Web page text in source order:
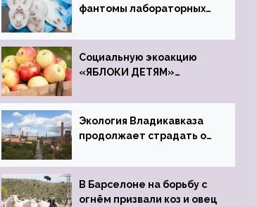
фантомы лабораторных
Социальную экоакцию
«ЯБЛОКИ ДЕТЯМ»
Экология Владикавказа
продолжает страдать от
завода
В Барселоне на борьбу с
огнём призвали коз и овец